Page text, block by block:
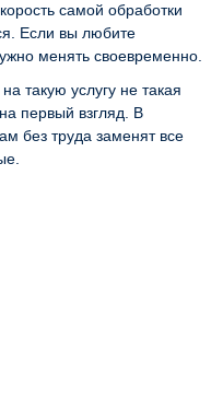
самой обработки
Если вы любите
менять своевременно.
такую услугу не такая
первый взгляд. В
без труда заменят все